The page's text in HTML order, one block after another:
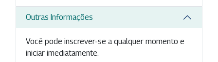
Outras Informações
Você pode inscrever-se a qualquer momento e
iniciar imediatamente.